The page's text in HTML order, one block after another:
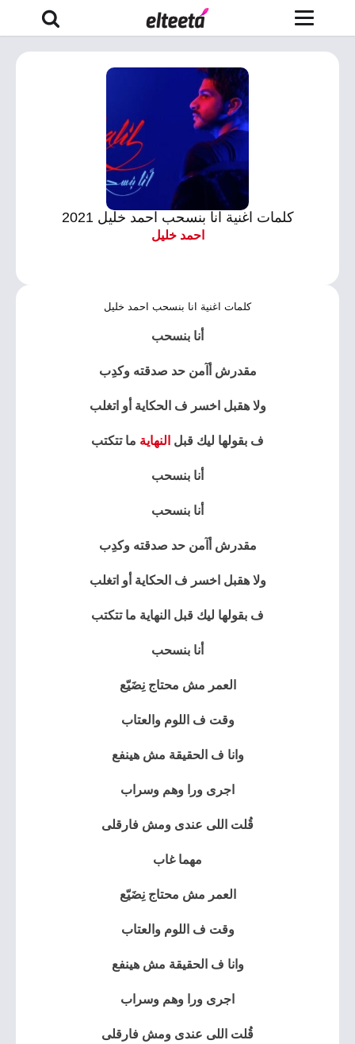
كلمات اغنية انا بنسحب احمد خليل 2021
احمد خليل
كلمات اغنية انا بنسحب احمد خليل
أنا بنسحب
مقدرش أآمن حد صدقته وكدِب
ولا هقبل اخسر ف الحكاية أو اتغلب
ف بقولها ليك قبل النهاية ما تتكتب
أنا بنسحب
أنا بنسحب
مقدرش أآمن حد صدقته وكدِب
ولا هقبل اخسر ف الحكاية أو اتغلب
ف بقولها ليك قبل النهاية ما تتكتب
أنا بنسحب
العمر مش محتاج نِضَيّع
وقت ف اللوم والعتاب
وانا ف الحقيقة مش هينفع
اجرى ورا وهم وسراب
قُلت اللى عندى ومش فارقلى
مهما غاب
العمر مش محتاج نِضَيّع
وقت ف اللوم والعتاب
وانا ف الحقيقة مش هينفع
اجرى ورا وهم وسراب
قُلت اللى عندى ومش فارقلى